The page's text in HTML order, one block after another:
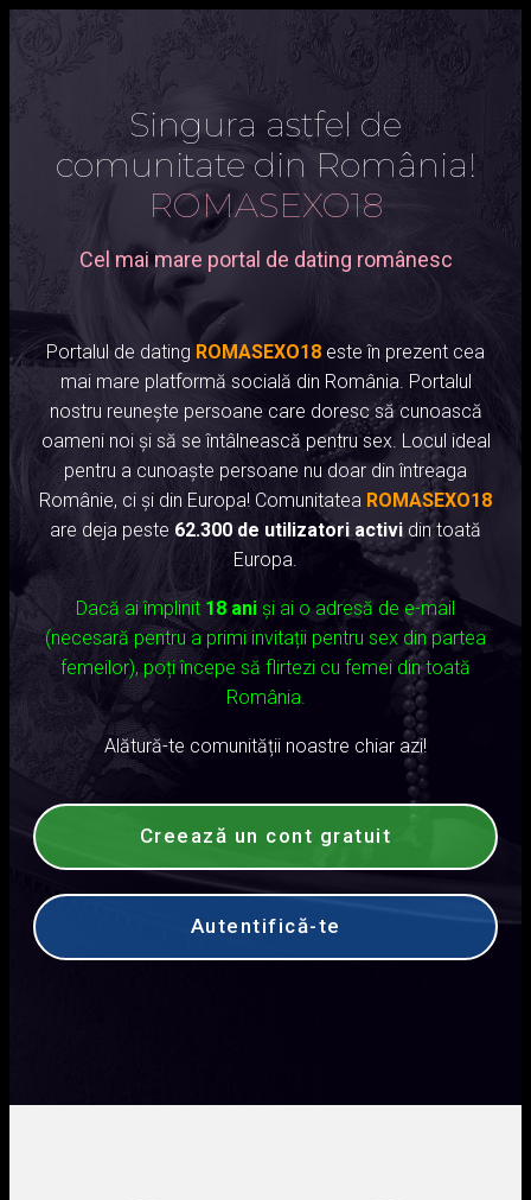
Singura astfel de
comunitate din România!
ROMASEXO18
Cel mai mare portal de dating românesc
Portalul de dating ROMASEXO18 este în prezent cea
mai mare platformă socială din România. Portalul
nostru reunește persoane care doresc să cunoască
oameni noi și să se întâlnească pentru sex. Locul ideal
pentru a cunoaște persoane nu doar din întreaga
Românie, ci și din Europa! Comunitatea ROMASEXO18
are deja peste 62.300 de utilizatori activi din toată
Europa.
Dacă ai împlinit 18 ani și ai o adresă de e-mail
(necesară pentru a primi invitații pentru sex din partea
femeilor), poți începe să flirtezi cu femei din toată
România.
Alătură-te comunității noastre chiar azi!
Creează un cont gratuit
Autentifică-te